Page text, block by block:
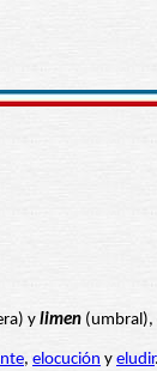
ylimen (umbral),
, elocución y eludir